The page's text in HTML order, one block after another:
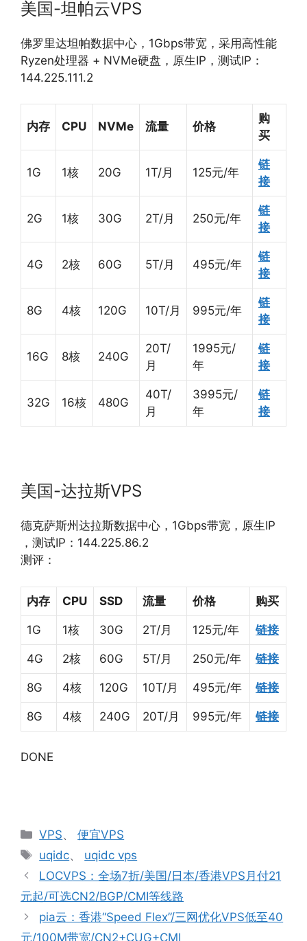
美国-坦帕云VPS
佛罗里达坦帕数据中心，1Gbps带宽，采用高性能
Ryzen处理器 + NVMe硬盘，原生IP，测试IP：
144.225.111.2
内存 CPU NVMe 流量 价格
购
买
1G 1核 20G 1T/月 125元/年
链
接
2G 1核 30G 2T/月 250元/年
链
接
4G 2核 60G 5T/月 495元/年
链
接
8G 4核 120G 10T/月 995元/年
链
接
16G 8核 240G
20T/
月
1995元/
年
链
接
32G 16核 480G
40T/
月
3995元/
年
链
接
美国-达拉斯VPS
德克萨斯州达拉斯数据中心，1Gbps带宽，原生IP
，测试IP：144.225.86.2
测评：
内存 CPU SSD 流量 价格 购买
1G 1核 30G 2T/月 125元/年 链接
4G 2核 60G 5T/月 250元/年 链接
8G 4核 120G 10T/月 495元/年 链接
8G 4核 240G 20T/月 995元/年 链接
DONE
分
VPS、便宜VPS
标
签
uqidc、 uqidc vps
LOCVPS：全场7折/美国/日本/香港VPS月付21
元起/可选CN2/BGP/CMI等线路
pia云：香港“Speed Flex”/三网优化VPS低至40
元/100M带宽/CN2+CUG+CMI